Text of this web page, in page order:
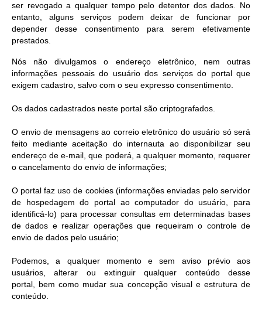
ser revogado a qualquer tempo pelo detentor dos dados. No
entanto, alguns serviços podem deixar de funcionar por
depender desse consentimento para serem efetivamente
prestados.
Nós não divulgamos o endereço eletrônico, nem outras
informações pessoais do usuário dos serviços do portal que
exigem cadastro, salvo com o seu expresso consentimento.
Os dados cadastrados neste portal são criptografados.
O envio de mensagens ao correio eletrônico do usuário só será
feito mediante aceitação do internauta ao disponibilizar seu
endereço de e-mail, que poderá, a qualquer momento, requerer
o cancelamento do envio de informações;
O portal faz uso de cookies (informações enviadas pelo servidor
de hospedagem do portal ao computador do usuário, para
identificá-lo) para processar consultas em determinadas bases
de dados e realizar operações que requeiram o controle de
envio de dados pelo usuário;
Podemos, a qualquer momento e sem aviso prévio aos
usuários, alterar ou extinguir qualquer conteúdo desse
portal, bem como mudar sua concepção visual e estrutura de
conteúdo.